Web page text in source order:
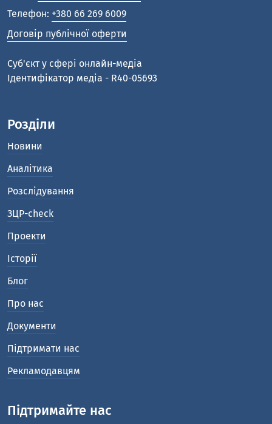
Телефон: +380 66 269 6009
Договір публічної оферти
Cуб'єкт у сфері онлайн-медіа
Ідентифікатор медіа - R40-05693
Розділи
Новини
Аналітика
Розслідування
ЗЦР-check
Проекти
Історії
Блог
Про нас
Документи
Підтримати нас
Рекламодавцям
Підтримайте нас